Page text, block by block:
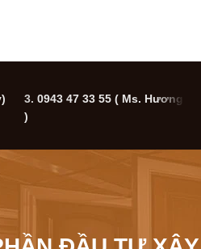
3. 0943 47 33 55 ( Ms. Hương
)